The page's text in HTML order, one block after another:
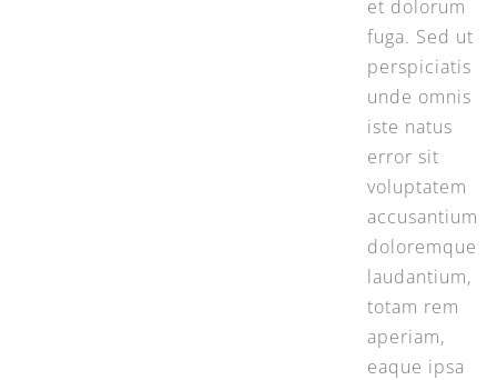
et dolorum
fuga. Sed ut
perspiciatis
unde omnis
iste natus
error sit
voluptatem
accusantium
doloremque
laudantium,
totam rem
aperiam,
eaque ipsa